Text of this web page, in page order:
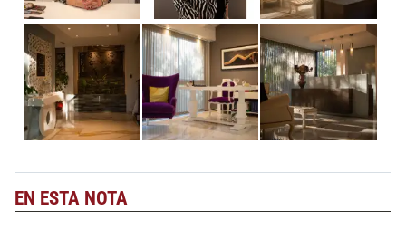
EN ESTA NOTA